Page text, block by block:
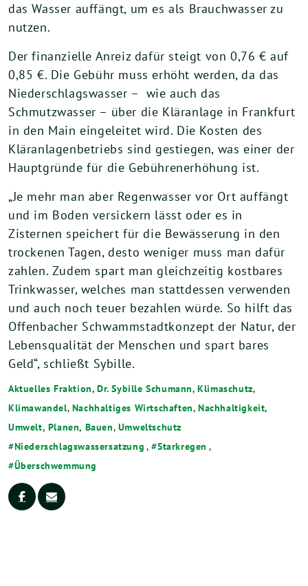
das Wasser auffängt, um es als Brauchwasser zu
nutzen.
Der finanzielle Anreiz dafür steigt von 0,76 € auf
0,85 €. Die Gebühr muss erhöht werden, da das
Niederschlagswasser – wie auch das
Schmutzwasser – über die Kläranlage in Frankfurt
in den Main eingeleitet wird. Die Kosten des
Kläranlagenbetriebs sind gestiegen, was einer der
Hauptgründe für die Gebührenerhöhung ist.
„Je mehr man aber Regenwasser vor Ort auffängt
und im Boden versickern lässt oder es in
Zisternen speichert für die Bewässerung in den
trockenen Tagen, desto weniger muss man dafür
zahlen. Zudem spart man gleichzeitig kostbares
Trinkwasser, welches man stattdessen verwenden
und auch noch teuer bezahlen würde. So hilft das
Offenbacher Schwammstadtkonzept der Natur, der
Lebensqualität der Menschen und spart bares
Geld“, schließt Sybille.
Aktuelles Fraktion,Dr. Sybille Schumann,Klimaschutz,
Klimawandel, Nachhaltiges Wirtschaften,Nachhaltigkeit,
Umwelt, Planen, Bauen, Umweltschutz
Niederschlagswassersatzung , Starkregen ,
Überschwemmung